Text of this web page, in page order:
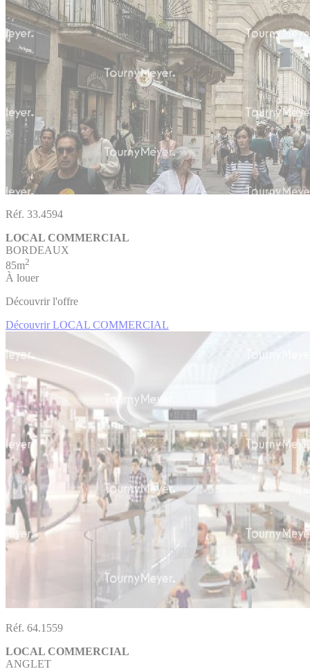
Réf. 33.4594
LOCAL COMMERCIAL
BORDEAUX
85m2
À louer
Découvrir l'offre
Découvrir LOCAL COMMERCIAL
Réf. 64.1559
LOCAL COMMERCIAL
ANGLET